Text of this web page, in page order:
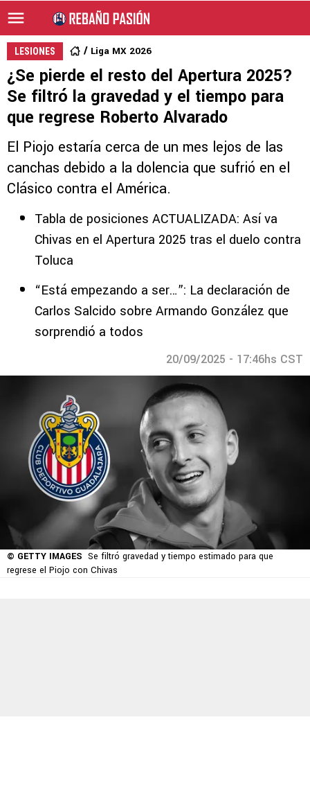
LESIONES Liga MX 2026
¿Se pierde el resto del Apertura 2025?
Se filtró la gravedad y el tiempo para
que regrese Roberto Alvarado
El Piojo estaría cerca de un mes lejos de las
canchas debido a la dolencia que sufrió en el
Clásico contra el América.
Tabla de posiciones ACTUALIZADA: Así va
Chivas en el Apertura 2025 tras el duelo contra
Toluca
“Está empezando a ser…”: La declaración de
Carlos Salcido sobre Armando González que
sorprendió a todos
20/09/2025 - 17:46hs CST
© GETTY IMAGES Se filtró gravedad y tiempo estimado para que
regrese el Piojo con Chivas